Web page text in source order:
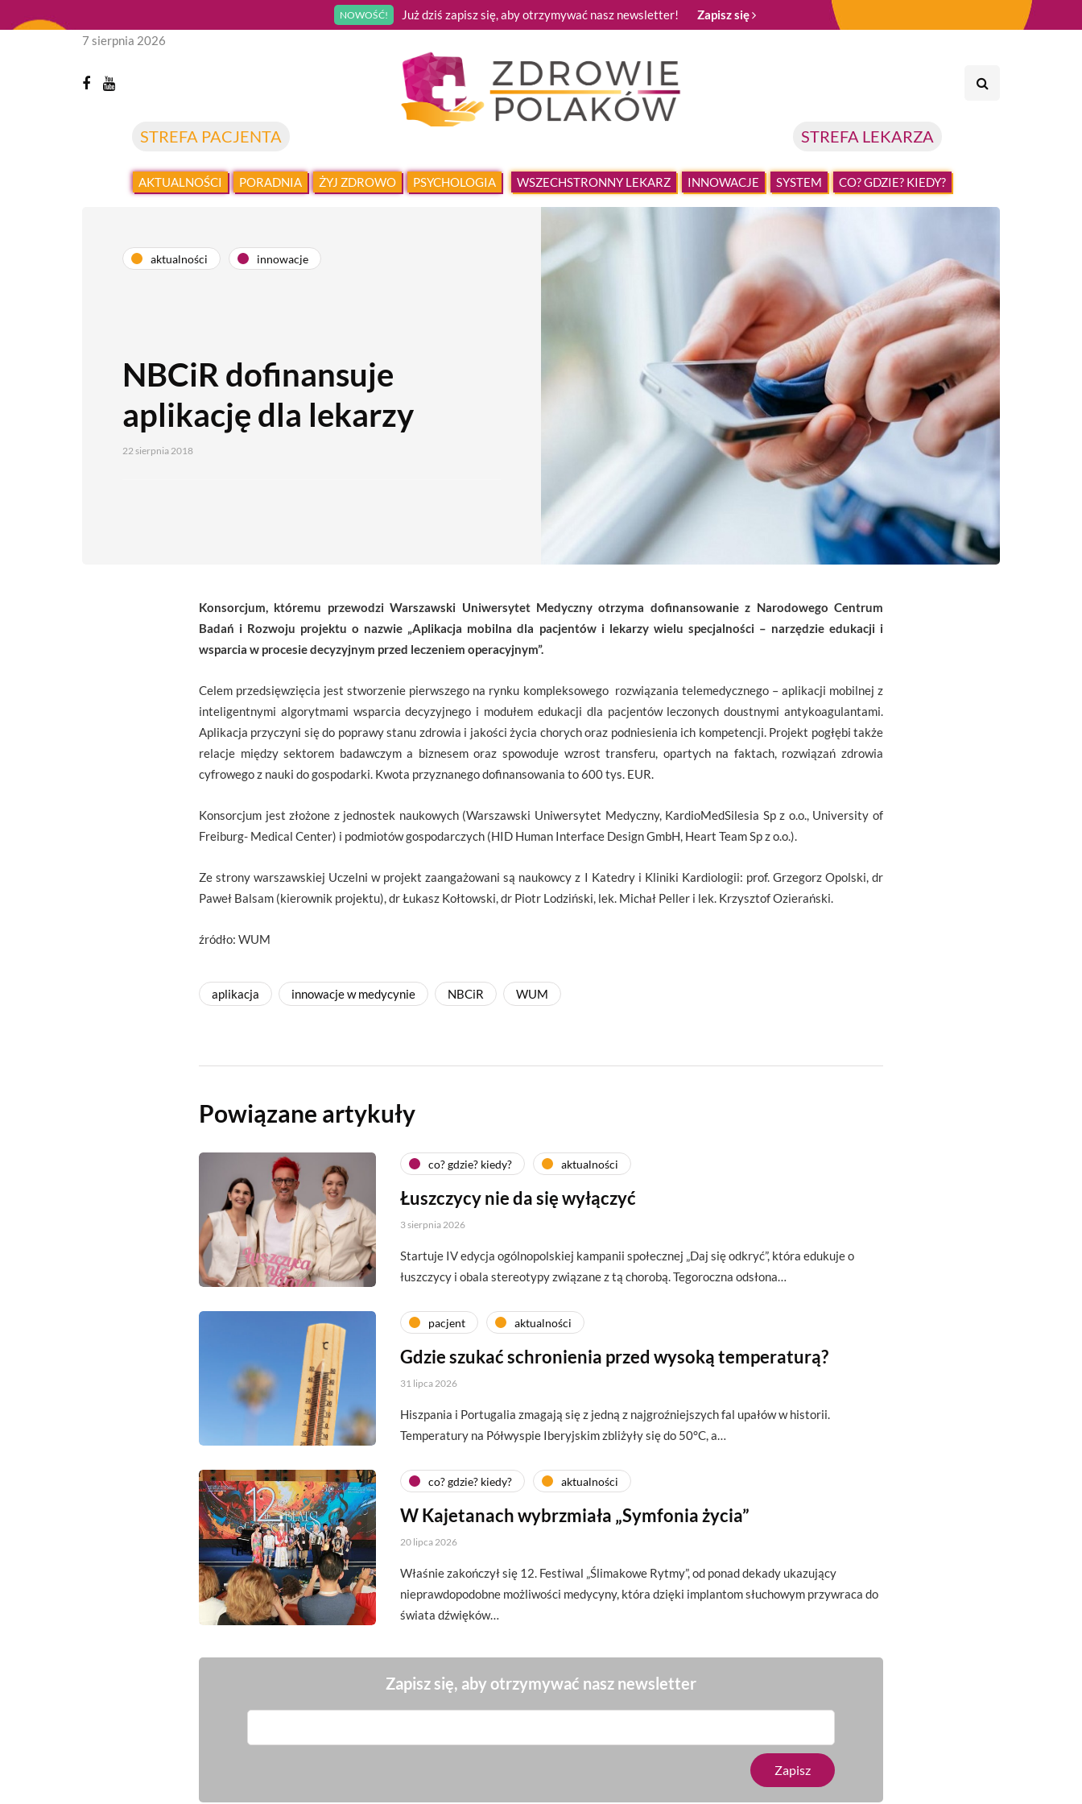
NOWOŚĆ! Już dziś zapisz się, aby otrzymywać nasz newsletter! Zapisz się
STREFA PACJENTA STREFA LEKARZA
7 sierpnia 2026
AKTUALNOŚCI PORADNIA ŻYJ ZDROWO PSYCHOLOGIA WSZECHSTRONNY LEKARZ INNOWACJE SYSTEM CO? GDZIE? KIEDY?
aktualności innowacje
NBCiR dofinansuje
aplikację dla lekarzy
22 sierpnia 2018
Konsorcjum, któremu przewodzi Warszawski Uniwersytet Medyczny otrzyma dofinansowanie z Narodowego Centrum
Badań i Rozwoju projektu o nazwie „Aplikacja mobilna dla pacjentów i lekarzy wielu specjalności – narzędzie edukacji i
wsparcia w procesie decyzyjnym przed leczeniem operacyjnym”.
Celem przedsięwzięcia jest stworzenie pierwszego na rynku kompleksowego rozwiązania telemedycznego – aplikacji mobilnej z
inteligentnymi algorytmami wsparcia decyzyjnego i modułem edukacji dla pacjentów leczonych doustnymi antykoagulantami.
Aplikacja przyczyni się do poprawy stanu zdrowia i jakości życia chorych oraz podniesienia ich kompetencji. Projekt pogłębi także
relacje między sektorem badawczym a biznesem oraz spowoduje wzrost transferu, opartych na faktach, rozwiązań zdrowia
cyfrowego z nauki do gospodarki. Kwota przyznanego dofinansowania to 600 tys. EUR.
Konsorcjum jest złożone z jednostek naukowych (Warszawski Uniwersytet Medyczny, KardioMedSilesia Sp z o.o., University of
Freiburg- Medical Center) i podmiotów gospodarczych (HID Human Interface Design GmbH, Heart Team Sp z o.o.).
Ze strony warszawskiej Uczelni w projekt zaangażowani są naukowcy z I Katedry i Kliniki Kardiologii: prof. Grzegorz Opolski, dr
Paweł Balsam (kierownik projektu), dr Łukasz Kołtowski, dr Piotr Lodziński, lek. Michał Peller i lek. Krzysztof Ozierański.
źródło: WUM
aplikacja innowacje w medycynie NBCiR WUM
Powiązane artykuły
co? gdzie? kiedy? aktualności
Łuszczycy nie da się wyłączyć
3 sierpnia 2026
Startuje IV edycja ogólnopolskiej kampanii społecznej „Daj się odkryć”, która edukuje o
łuszczycy i obala stereotypy związane z tą chorobą. Tegoroczna odsłona…
pacjent aktualności
Gdzie szukać schronienia przed wysoką temperaturą?
31 lipca 2026
Hiszpania i Portugalia zmagają się z jedną z najgroźniejszych fal upałów w historii.
Temperatury na Półwyspie Iberyjskim zbliżyły się do 50°C, a…
co? gdzie? kiedy? aktualności
W Kajetanach wybrzmiała „Symfonia życia”
20 lipca 2026
Właśnie zakończył się 12. Festiwal „Ślimakowe Rytmy”, od ponad dekady ukazujący
nieprawdopodobne możliwości medycyny, która dzięki implantom słuchowym przywraca do
świata dźwięków…
Zapisz się, aby otrzymywać nasz newsletter